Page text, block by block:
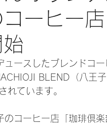
コーヒー
ュースしたブレンドコー
BLEND（八王
れています。
のコーヒー店「珈琲倶